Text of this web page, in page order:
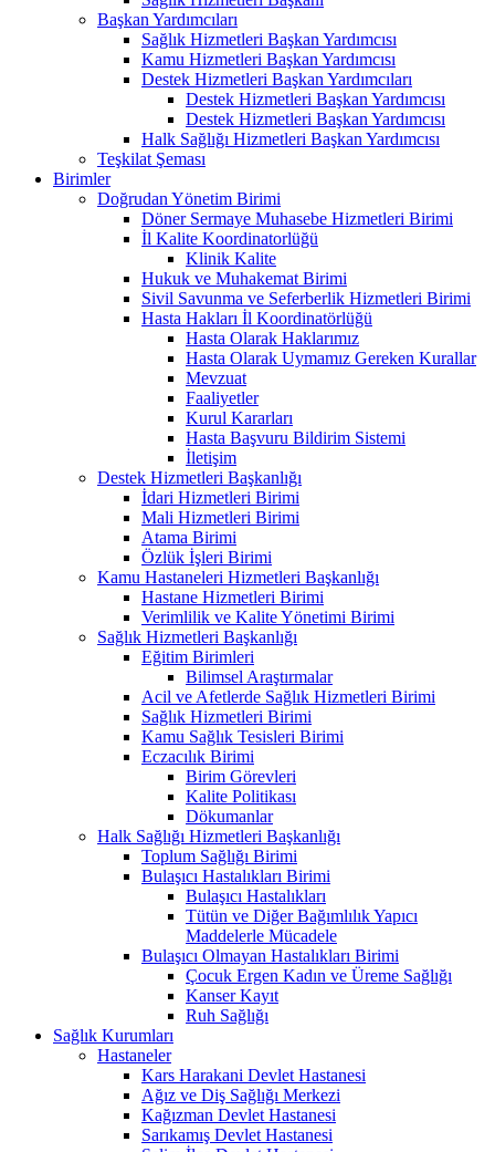
Başkan Yardımcıları
Sağlık Hizmetleri Başkan Yardımcısı
Kamu Hizmetleri Başkan Yardımcısı
Destek Hizmetleri Başkan Yardımcıları
Destek Hizmetleri Başkan Yardımcısı
Destek Hizmetleri Başkan Yardımcısı
Halk Sağlığı Hizmetleri Başkan Yardımcısı
Teşkilat Şeması
Birimler
Doğrudan Yönetim Birimi
Döner Sermaye Muhasebe Hizmetleri Birimi
İl Kalite Koordinatorlüğü
Klinik Kalite
Hukuk ve Muhakemat Birimi
Sivil Savunma ve Seferberlik Hizmetleri Birimi
Hasta Hakları İl Koordinatörlüğü
Hasta Olarak Haklarımız
Hasta Olarak Uymamız Gereken Kurallar
Mevzuat
Faaliyetler
Kurul Kararları
Hasta Başvuru Bildirim Sistemi
İletişim
Destek Hizmetleri Başkanlığı
İdari Hizmetleri Birimi
Mali Hizmetleri Birimi
Atama Birimi
Özlük İşleri Birimi
Kamu Hastaneleri Hizmetleri Başkanlığı
Hastane Hizmetleri Birimi
Verimlilik ve Kalite Yönetimi Birimi
Sağlık Hizmetleri Başkanlığı
Eğitim Birimleri
Bilimsel Araştırmalar
Acil ve Afetlerde Sağlık Hizmetleri Birimi
Sağlık Hizmetleri Birimi
Kamu Sağlık Tesisleri Birimi
Eczacılık Birimi
Birim Görevleri
Kalite Politikası
Dökumanlar
Halk Sağlığı Hizmetleri Başkanlığı
Toplum Sağlığı Birimi
Bulaşıcı Hastalıkları Birimi
Bulaşıcı Hastalıkları
Tütün ve Diğer Bağımlılık Yapıcı
Maddelerle Mücadele
Bulaşıcı Olmayan Hastalıkları Birimi
Çocuk Ergen Kadın ve Üreme Sağlığı
Kanser Kayıt
Ruh Sağlığı
Sağlık Kurumları
Hastaneler
Kars Harakani Devlet Hastanesi
Ağız ve Diş Sağlığı Merkezi
Kağızman Devlet Hastanesi
Sarıkamış Devlet Hastanesi